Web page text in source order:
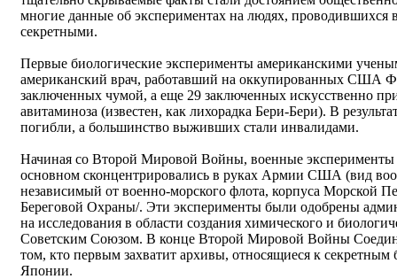
многие данные об экспериментах на людях,
секретными.
Первые биологические эксперименты американскими
американский врач, работавший на оккупированных США
заключенных чумой, а еще 29 заключенных искусственно
авитаминоза (известен, как лихорадка Бери-Бери). В
погибли, а большинство выживших стали инвалидами.
Начиная со Второй Мировой Войны, военные
основном сконцентрировались в руках Армии США (вид
независимый от военно-морского флота, корпуса Морской
Береговой Охраны/. Эти эксперименты были одобрены
на исследования в области создания химического и
Советским Союзом. В конце Второй Мировой Войны
том, кто первым захватит архивы, относящиеся к
Японии.